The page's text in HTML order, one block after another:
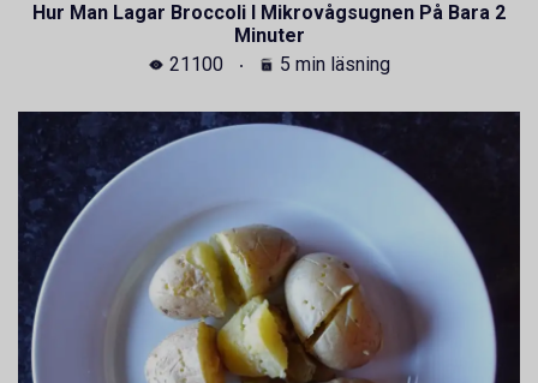
Hur Man Lagar Broccoli I Mikrovågsugnen På Bara 2
Minuter
21100
5 min läsning